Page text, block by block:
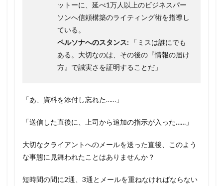
ットーに、延べ1万人以上のビジネスパー
ソンへ信頼構築のライティング術を指導し
ている。
ペルソナへのスタンス: 「ミスは誰にでも
ある。大切なのは、その後の『情報の届け
方』で誠実さを証明することだ」
「あ、資料を添付し忘れた……」
「送信した直後に、上司から追加の指示が入った……」
大切なクライアントへのメールを送った直後、このよう
な事態に見舞われたことはありませんか？
短時間の間に2通、3通とメールを重ねなければならない